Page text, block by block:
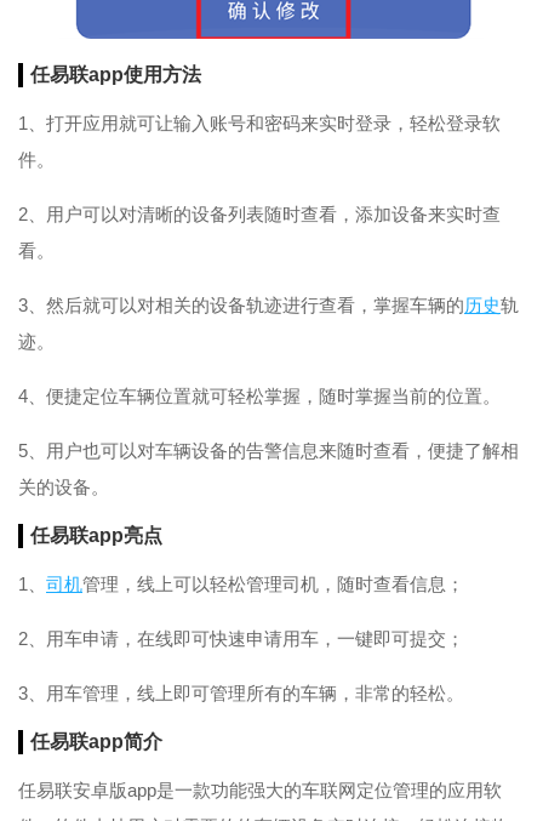
任易联app使用方法
1、打开应用就可让输入账号和密码来实时登录，轻松登录软
件。
2、用户可以对清晰的设备列表随时查看，添加设备来实时查
看。
3、然后就可以对相关的设备轨迹进行查看，掌握车辆的历史轨
迹。
4、便捷定位车辆位置就可轻松掌握，随时掌握当前的位置。
5、用户也可以对车辆设备的告警信息来随时查看，便捷了解相
关的设备。
任易联app亮点
1、 司机管理，线上可以轻松管理司机，随时查看信息；
2、用车申请，在线即可快速申请用车，一键即可提交；
3、用车管理，线上即可管理所有的车辆，非常的轻松。
任易联app简介
任易联安卓版app是一款功能强大的车联网定位管理的应用软